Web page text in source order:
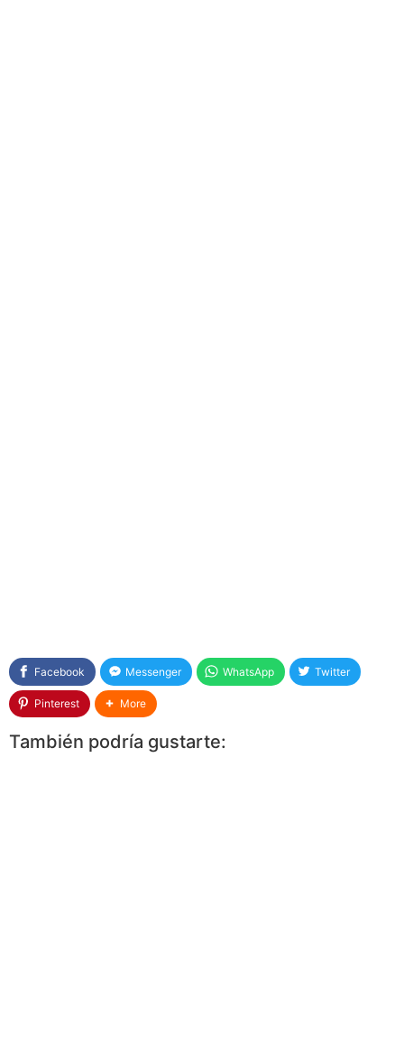
Facebook Messenger WhatsApp Twitter
Pinterest More
También podría gustarte: